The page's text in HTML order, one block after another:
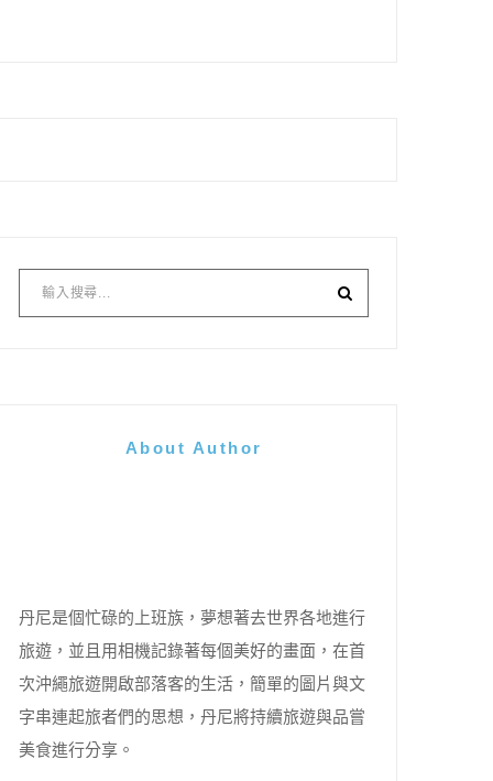
About Author
丹尼是個忙碌的上班族，夢想著去世界各地進行
旅遊，並且用相機記錄著每個美好的畫面，在首
次沖繩旅遊開啟部落客的生活，簡單的圖片與文
字串連起旅者們的思想，丹尼將持續旅遊與品嘗
美食進行分享。